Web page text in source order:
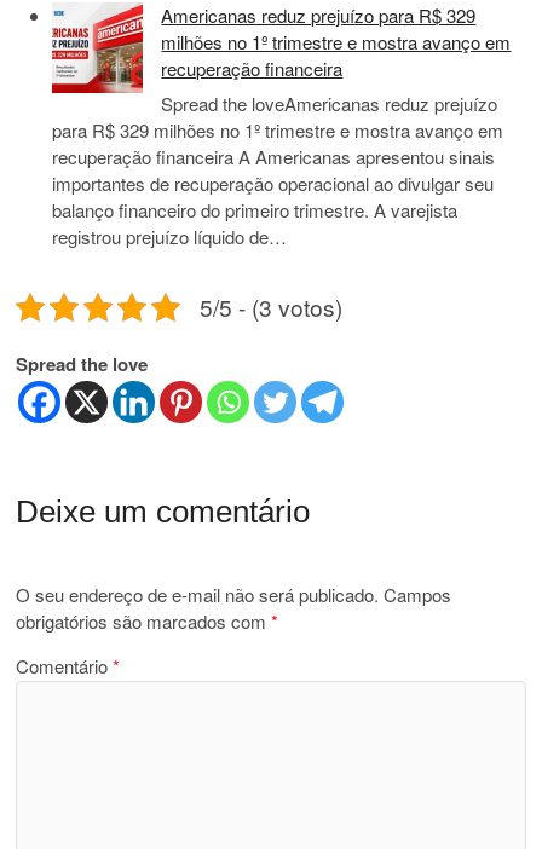
Americanas reduz prejuízo para R$ 329
milhões no 1º trimestre e mostra avanço em
recuperação financeira
Spread the loveAmericanas reduz prejuízo
para R$ 329 milhões no 1º trimestre e mostra avanço em
recuperação financeira A Americanas apresentou sinais
importantes de recuperação operacional ao divulgar seu
balanço financeiro do primeiro trimestre. A varejista
registrou prejuízo líquido de…
5/5 - (3 votos)
Spread the love
Deixe um comentário
O seu endereço de e-mail não será publicado. Campos
obrigatórios são marcados com*
Comentário*